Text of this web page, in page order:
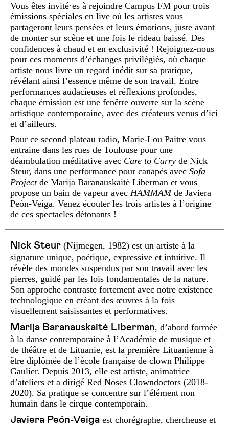
Vous êtes invité·es à rejoindre Campus FM pour trois
émissions spéciales en live où les artistes vous
partageront leurs pensées et leurs émotions, juste avant
de monter sur scène et une fois le rideau baissé. Des
confidences à chaud et en exclusivité ! Rejoignez-nous
pour ces moments d’échanges privilégiés, où chaque
artiste nous livre un regard inédit sur sa pratique,
révélant ainsi l’essence même de son travail. Entre
performances audacieuses et réflexions profondes,
chaque émission est une fenêtre ouverte sur la scène
artistique contemporaine, avec des créateurs venus d’ici
et d’ailleurs.
Pour ce second plateau radio, Marie-Lou Paitre vous
entraine dans les rues de Toulouse pour une
déambulation méditative avec Care to Carry de Nick
Steur, dans une performance pour canapés avec Sofa
Projectde Marija Baranauskaitė Liberman et vous
propose un bain de vapeur avec HAMMAMde Javiera
Peón-Veiga. Venez écouter les trois artistes à l’origine
de ces spectacles détonants !
Nick Steur (Nijmegen, 1982) est un artiste à la
signature unique, poétique, expressive et intuitive. Il
révèle des mondes suspendus par son travail avec les
pierres, guidé par les lois fondamentales de la nature.
Son approche contraste fortement avec notre existence
technologique en créant des œuvres à la fois
visuellement saisissantes et performatives.
Marija Baranauskaitė Liberman, d’abord formée
à la danse contemporaine à l’Académie de musique et
de théâtre et de Lituanie, est la première Lituanienne à
être diplômée de l’école française de clown Philippe
Gaulier. Depuis 2013, elle est artiste, animatrice
d’ateliers et a dirigé Red Noses Clowndoctors (2018-
2020). Sa pratique se concentre sur l’élément non
humain dans le cirque contemporain.
Javiera Peón-Veiga est chorégraphe, chercheuse et